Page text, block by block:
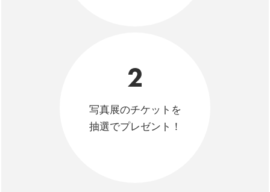
2
写真展のチケットを
抽選でプレゼント！